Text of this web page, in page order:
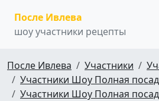
После Ивлева
шоу участники рецепты
После Ивлева Участники
Участники Шоу Полная
Участники Шоу Полная